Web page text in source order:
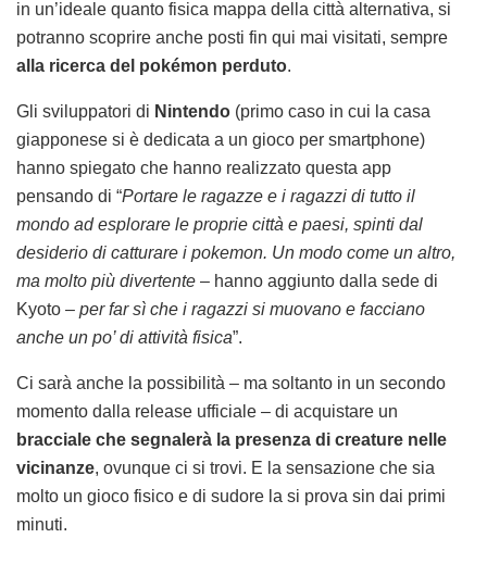
in un’ideale quanto fisica mappa della città alternativa, si
potranno scoprire anche posti fin qui mai visitati, sempre
alla ricerca del pokémon perduto.
Gli sviluppatori di Nintendo (primo caso in cui la casa
giapponese si è dedicata a un gioco per smartphone)
hanno spiegato che hanno realizzato questa app
pensando di “Portare le ragazze e i ragazzi di tutto il
mondo ad esplorare le proprie città e paesi, spinti dal
desiderio di catturare i pokemon. Un modo come un altro,
ma molto più divertente – hanno aggiunto dalla sede di
Kyoto – per far sì che i ragazzi si muovano e facciano
anche un po’ di attività fisica”.
Ci sarà anche la possibilità – ma soltanto in un secondo
momento dalla release ufficiale – di acquistare un
bracciale che segnalerà la presenza di creature nelle
vicinanze, ovunque ci si trovi. E la sensazione che sia
molto un gioco fisico e di sudore la si prova sin dai primi
minuti.